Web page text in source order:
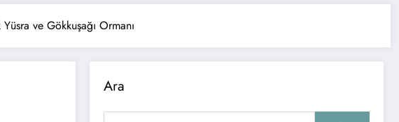
Yüsra ve Gökkuşağı Ormanı
Ara